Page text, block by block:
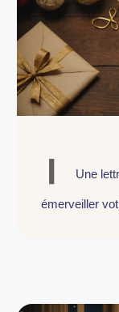
Une
émerveiller